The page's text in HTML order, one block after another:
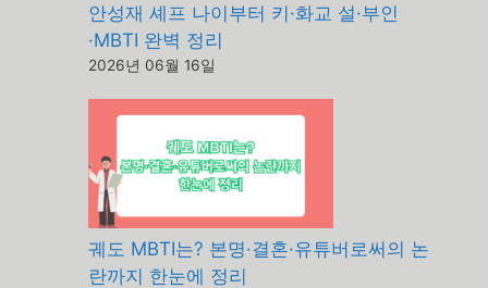
안성재 셰프 나이부터 키·화교 설·부인
·MBTI 완벽 정리
2026년 06월 16일
궤도 MBTI는? 본명·결혼·유튜버로써의 논
란까지 한눈에 정리